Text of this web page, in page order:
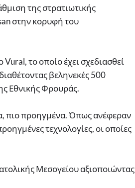
της στρατιωτικής
στην κορυφή του
το οποίο έχει σχεδιασθεί
βεληνεκές 500
Εθνικής Φρουράς.
πιο προηγμένα. Όπως ανέφεραν
τεχνολογίες, οι οποίες
Μεσογείου αξιοποιώντας